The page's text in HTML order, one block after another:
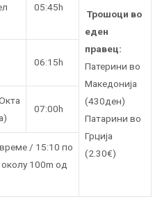
Трошоци во
еден
правец:
Патерини во
Македонија
(430ден)
Патарини во
Грција
(2.30€)
05:45h
06:15h
07:00h
/ 15:10 по
100m од